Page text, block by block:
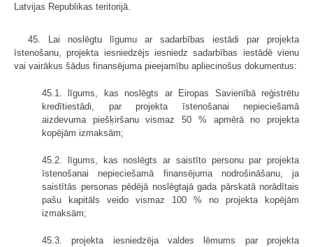
Latvijas Republikas teritorijā.
45. Lai noslēgtu līgumu ar sadarbības iestādi par projekta
īstenošanu, projekta iesniedzējs iesniedz sadarbības iestādē vienu
vai vairākus šādus finansējuma pieejamību apliecinošus dokumentus:
45.1. līgums, kas noslēgts ar Eiropas Savienībā reģistrētu
kredītiestādi, par projekta īstenošanai nepieciešamā
aizdevuma piešķiršanu vismaz 50 % apmērā no projekta
kopējām izmaksām;
45.2. līgums, kas noslēgts ar saistīto personu par projekta
īstenošanai nepieciešamā finansējuma nodrošināšanu, ja
saistītās personas pēdējā noslēgtajā gada pārskatā norādītais
pašu kapitāls veido vismaz 100 % no projekta kopējām
izmaksām;
45.3. projekta iesniedzēja valdes lēmums par projekta